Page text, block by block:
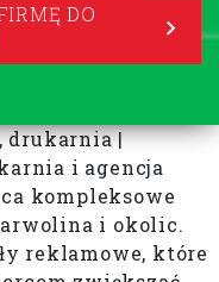
DO
drukarnia |
i agencja
kompleksowe
i okolic.
reklamowe, które